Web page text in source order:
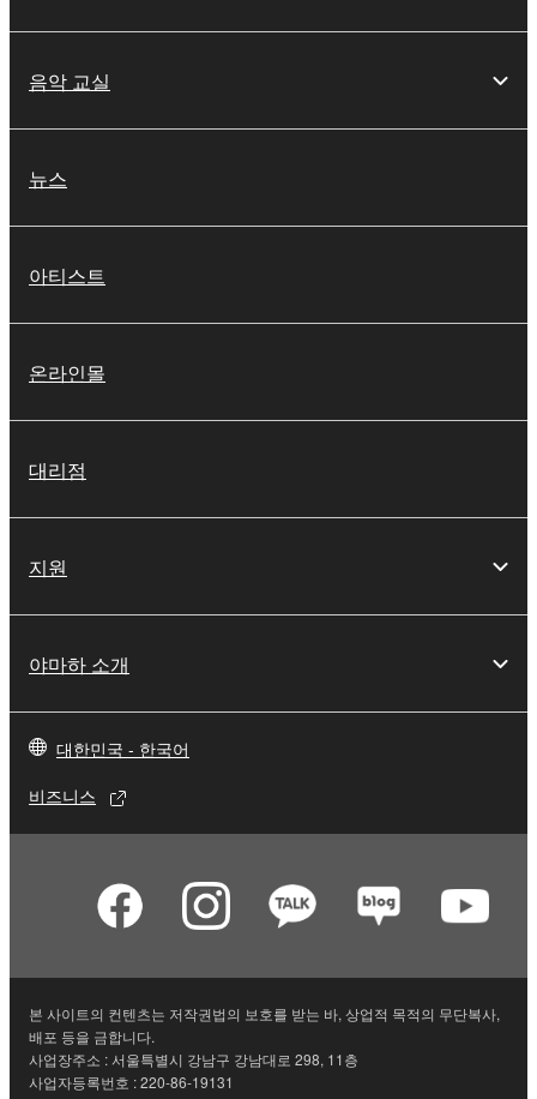
음악 교실
뉴스
아티스트
온라인몰
대리점
지원
야마하 소개
대한민국 - 한국어
비즈니스
본 사이트의 컨텐츠는 저작권법의 보호를 받는 바, 상업적 목적의 무단복사,
배포 등을 금합니다.
사업장주소 : 서울특별시 강남구 강남대로 298, 11층
사업자등록번호 : 220-86-19131